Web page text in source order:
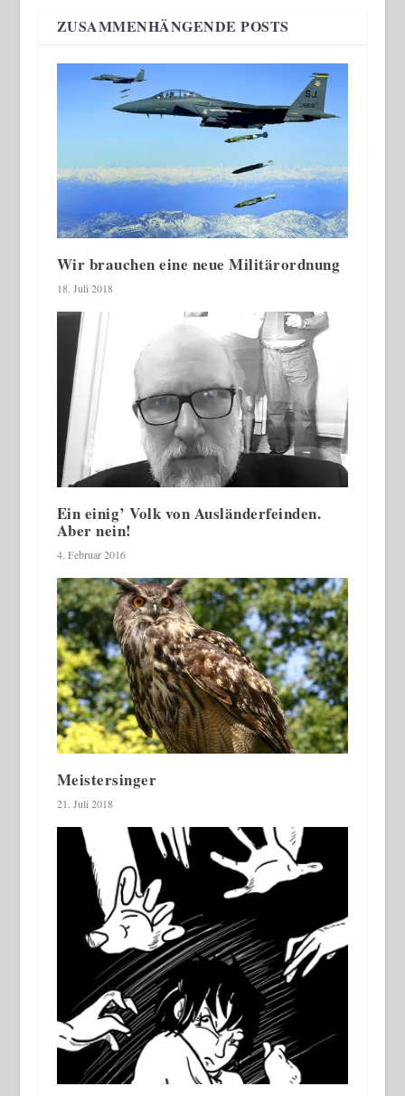
ZUSAMMENHÄNGENDE POSTS
Wir brauchen eine neue Militärordnung
18. Juli 2018
Ein einig’ Volk von Ausländerfeinden.
Aber nein!
4. Februar 2016
Meistersinger
21. Juli 2018